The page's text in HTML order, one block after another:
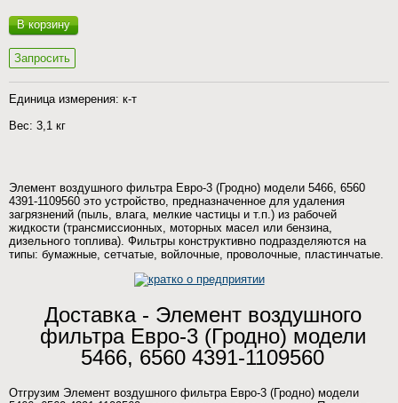
В корзину
Запросить
Единица измерения: к-т
Вес: 3,1 кг
Элемент воздушного фильтра Евро-3 (Гродно) модели 5466, 6560
4391-1109560 это устройство, предназначенное для удаления
загрязнений (пыль, влага, мелкие частицы и т.п.) из рабочей
жидкости (трансмиссионных, моторных масел или бензина,
дизельного топлива). Фильтры конструктивно подразделяются на
типы: бумажные, сетчатые, войлочные, проволочные, пластинчатые.
Доставка - Элемент воздушного
фильтра Евро-3 (Гродно) модели
5466, 6560 4391-1109560
Отгрузим Элемент воздушного фильтра Евро-3 (Гродно) модели